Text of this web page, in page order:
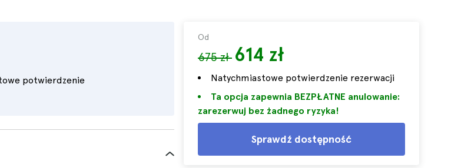
potwierdzenie
Od
675 zł 614 zł
Natychmiastowe potwierdzenie rezerwacji
Ta opcja zapewnia BEZPŁATNE anulowanie:
zarezerwuj bez żadnego ryzyka!
Sprawdź dostępność